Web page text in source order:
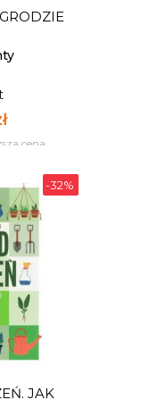
4
cena
-32%
JAK